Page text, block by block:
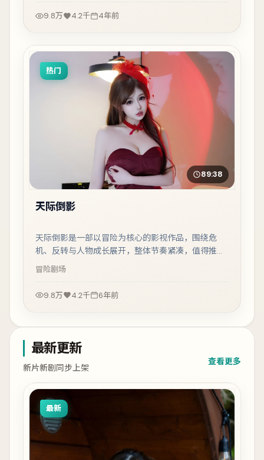
9.8万 4.2千 4年前
热门
89:38
天际倒影
天际倒影是一部以冒险为核心的影视作品，围绕危
机、反转与人物成长展开，整体节奏紧凑，值得推荐
观看。
冒险剧场
9.8万 4.2千 6年前
最新更新
新片新剧同步上架
查看更多
最新